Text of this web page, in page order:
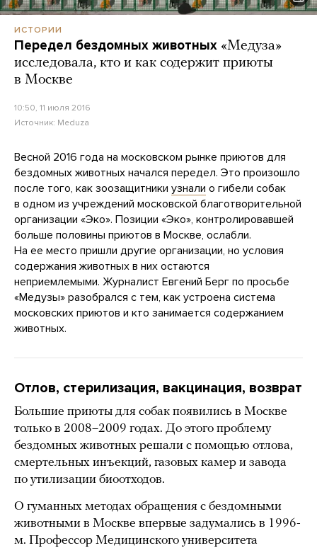
ИСТОРИИ
Передел бездомных животных «Медуза»
исследовала, кто и как содержит приюты
в Москве
10:50, 11 июля 2016
Источник: Meduza
Весной 2016 года на московском рынке приютов для
бездомных животных начался передел. Это произошло
после того, как зоозащитники узнали о гибели собак
в одном из учреждений московской благотворительной
организации «Эко». Позиции «Эко», контролировавшей
больше половины приютов в Москве, ослабли.
На ее место пришли другие организации, но условия
содержания животных в них остаются
неприемлемыми. Журналист Евгений Берг по просьбе
«Медузы» разобрался с тем, как устроена система
московских приютов и кто занимается содержанием
животных.
Отлов, стерилизация, вакцинация, возврат
Большие приюты для собак появились в Москве
только в 2008–2009 годах. До этого проблему
бездомных животных решали с помощью отлова,
смертельных инъекций, газовых камер и завода
по утилизации биоотходов.
О гуманных методах обращения с бездомными
животными в Москве впервые задумались в 1996-
м. Профессор Медицинского университета